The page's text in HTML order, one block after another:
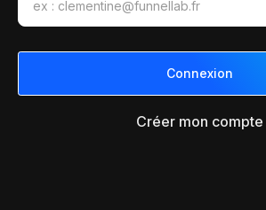
Créer mon compte